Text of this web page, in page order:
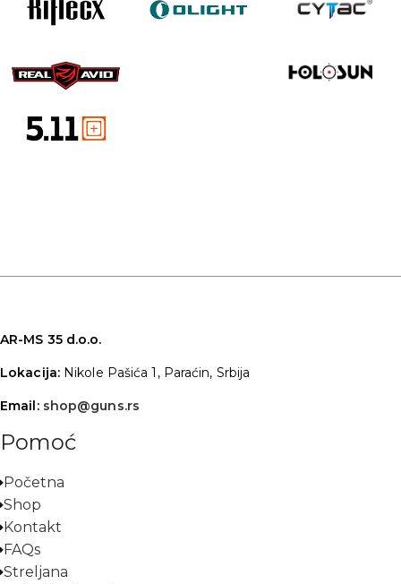
AR-MS 35 d.o.o.
Lokacija:Nikole Pašića 1, Paraćin, Srbija
Email: shop@guns.rs
Pomoć
Početna
Shop
Kontakt
FAQs
Streljana